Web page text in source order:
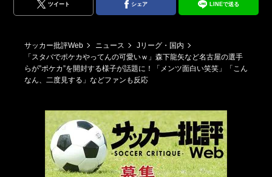
ツイート シェア LINEで送る
サッカー批評Web ニュース
Jリーグ・国内
「スタバでポケカやってんの可愛いｗ」森下龍矢など名古屋の選手
らが”ポケカ”を開封する様子が話題に！「メンツ面白い笑笑」「こん
なん、二度見する」などファンも反応